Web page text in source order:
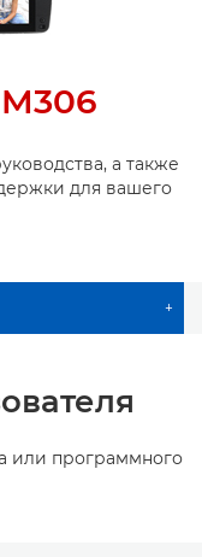
а также
для вашего
+
или программного